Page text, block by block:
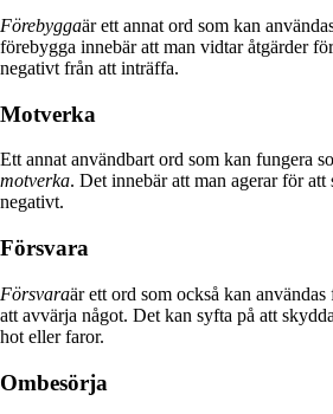
Förebyggaär ett annat ord som kan
förebygga innebär att man vidtar åtgärder
negativt från att inträffa.
Motverka
Ett annat användbart ord som kan fungera
motverka. Det innebär att man agerar för
negativt.
Försvara
Försvaraär ett ord som också kan
att avvärja något. Det kan syfta på att
hot eller faror.
Ombesörja